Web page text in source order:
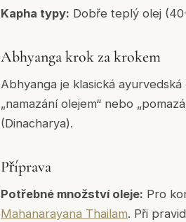
Kapha typy: Dobře teplý olej
Abhyanga krok za krokem
Abhyanga je klasická
„namazání olejem“ nebo
(Dinacharya).
Příprava
Potřebné množství oleje: Pro
Mahanarayana Thailam. Při